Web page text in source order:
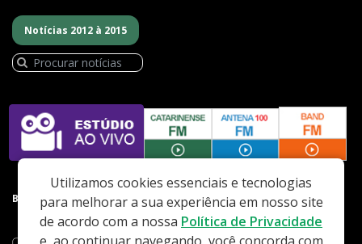
Notícias 2012 à 2015
BAIXE NOSSO APP
Utilizamos cookies essenciais e tecnologias
para melhorar a sua experiência em nosso site
de acordo com a nossa Política de Privacidade